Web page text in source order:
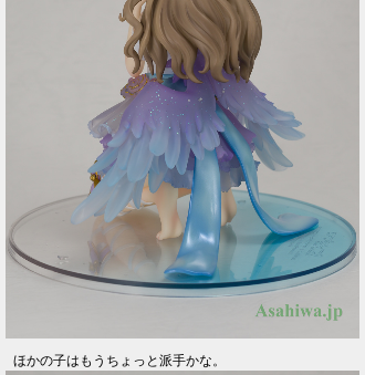
ほかの子はもうちょっと派手かな。